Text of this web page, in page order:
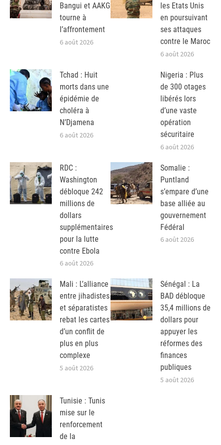
Bangui et AAKG
tourne à
l’affrontement
6 août 2026
les Etats Unis
en poursuivant
ses attaques
contre le Maroc
6 août 2026
Tchad : Huit
morts dans une
épidémie de
choléra à
N’Djamena
6 août 2026
Nigeria : Plus
de 300 otages
libérés lors
d’une vaste
opération
sécuritaire
6 août 2026
RDC :
Washington
débloque 242
millions de
dollars
supplémentaires
pour la lutte
contre Ebola
6 août 2026
Somalie :
Puntland
s’empare d’une
base alliée au
gouvernement
Fédéral
6 août 2026
Mali : L’alliance
entre jihadistes
et séparatistes
rebat les cartes
d’un conflit de
plus en plus
complexe
5 août 2026
Sénégal : La
BAD débloque
35,4 millions de
dollars pour
appuyer les
réformes des
finances
publiques
5 août 2026
Tunisie : Tunis
mise sur le
renforcement
de la